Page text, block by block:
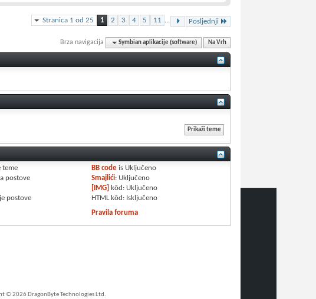
Stranica 1 od 25 1 2 3 4 5 11 ... Posljednji
Brza navigacija Symbian aplikacije (software) Na Vrh
teme
postove
postove
BB code isUključeno
Smajlići: Uključeno
[IMG] kôd: Uključeno
HTML kôd: Isključeno
Pravila foruma
© 2026 DragonByte Technologies Ltd.